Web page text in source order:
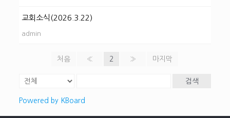
교회소식(2026.3.22)
admin
처음 « 2 » 마지막
검색
Powered by KBoard